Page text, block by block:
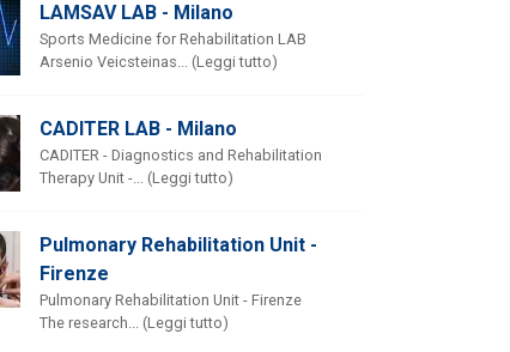
LAMSAV LAB - Milano
Sports Medicine for Rehabilitation LAB
Arsenio Veicsteinas... (Leggi tutto)
CADITER LAB - Milano
CADITER - Diagnostics and Rehabilitation
Therapy Unit -... (Leggi tutto)
Pulmonary Rehabilitation Unit -
Firenze
Pulmonary Rehabilitation Unit - Firenze
The research... (Leggi tutto)